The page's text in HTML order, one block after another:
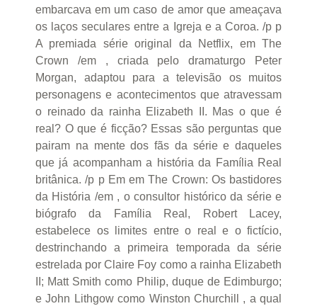
embarcava em um caso de amor que ameaçava
os laços seculares entre a Igreja e a Coroa. /p p
A premiada série original da Netflix, em The
Crown /em , criada pelo dramaturgo Peter
Morgan, adaptou para a televisão os muitos
personagens e acontecimentos que atravessam
o reinado da rainha Elizabeth II. Mas o que é
real? O que é ficção? Essas são perguntas que
pairam na mente dos fãs da série e daqueles
que já acompanham a história da Família Real
britânica. /p p Em em The Crown: Os bastidores
da História /em , o consultor histórico da série e
biógrafo da Família Real, Robert Lacey,
estabelece os limites entre o real e o fictício,
destrinchando a primeira temporada da série
estrelada por Claire Foy como a rainha Elizabeth
II; Matt Smith como Philip, duque de Edimburgo;
e John Lithgow como Winston Churchill , a qual